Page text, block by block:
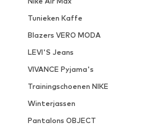
Tunieken Kaffe
Blazers VERO MODA
LEVI'S Jeans
VIVANCE Pyjama's
Trainingschoenen NIKE
Winterjassen
Pantalons OBJECT